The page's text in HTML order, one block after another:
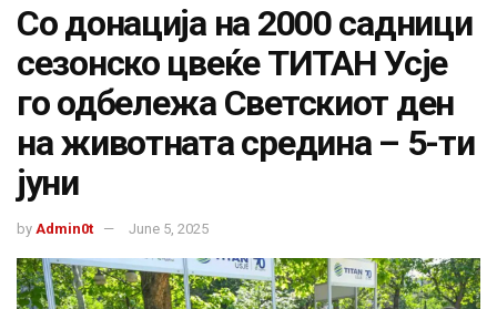
Со донација на 2000 садници
сезонско цвеќе ТИТАН Усје
го одбележа Светскиот ден
на животната средина – 5-ти
јуни
by Admin0t June 5, 2025